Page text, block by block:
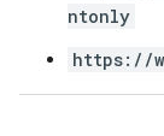
ntonly
https://